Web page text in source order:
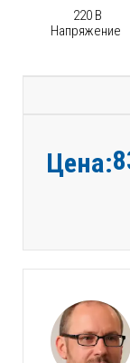
220 В
Напряжение
Цена: